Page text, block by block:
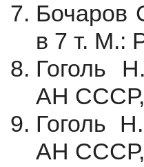
Бочаров
в 7 т. М.:
Гоголь
АН СССР,
Гоголь
АН СССР,